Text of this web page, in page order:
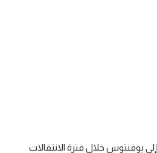
يوفنتوس خلال فترة الانتقالات